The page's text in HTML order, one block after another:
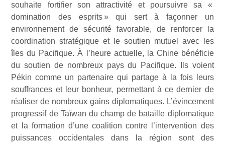
souhaite fortifier son attractivité et poursuivre sa «
domination des esprits » qui sert à façonner un
environnement de sécurité favorable, de renforcer la
coordination stratégique et le soutien mutuel avec les
îles du Pacifique. À l’heure actuelle, la Chine bénéficie
du soutien de nombreux pays du Pacifique. Ils voient
Pékin comme un partenaire qui partage à la fois leurs
souffrances et leur bonheur, permettant à ce dernier de
réaliser de nombreux gains diplomatiques. L’évincement
progressif de Taïwan du champ de bataille diplomatique
et la formation d’une coalition contre l’intervention des
puissances occidentales dans la région sont des